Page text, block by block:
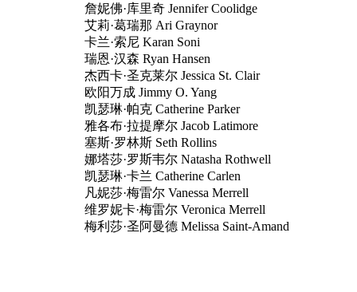
詹妮佛·库里奇 Jennifer Coolidge
艾莉·葛瑞那 Ari Graynor
卡兰·索尼 Karan Soni
瑞恩·汉森 Ryan Hansen
杰西卡·圣克莱尔 Jessica St. Clair
欧阳万成 Jimmy O. Yang
凯瑟琳·帕克 Catherine Parker
雅各布·拉提摩尔 Jacob Latimore
塞斯·罗林斯 Seth Rollins
娜塔莎·罗斯韦尔 Natasha Rothwell
凯瑟琳·卡兰 Catherine Carlen
凡妮莎·梅雷尔 Vanessa Merrell
维罗妮卡·梅雷尔 Veronica Merrell
梅利莎·圣阿曼德 Melissa Saint-Amand